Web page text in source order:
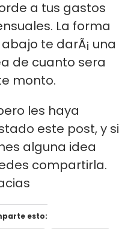
a tus gastos
La forma
te darÃ¡ una
de cuanto sera
monto.
les haya
este post, y si
alguna idea
compartirla.
esto: